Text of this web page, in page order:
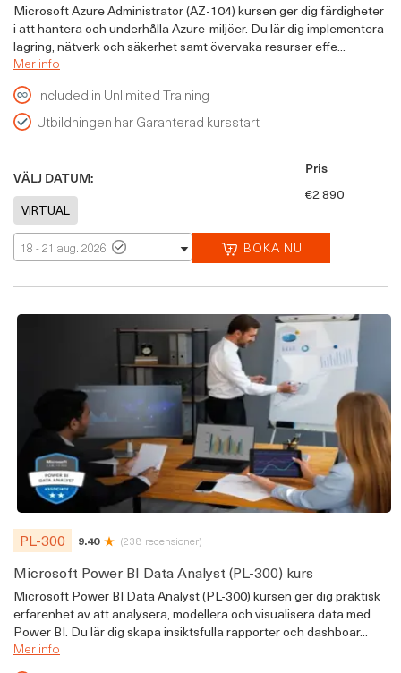
Microsoft Azure Administrator (AZ-104) kursen ger dig färdigheter
i att hantera och underhålla Azure-miljöer. Du lär dig implementera
lagring, nätverk och säkerhet samt övervaka resurser effe...
Mer info
Included in Unlimited Training
Utbildningen har Garanterad kursstart
VÄLJ DATUM:
18 - 21 aug. 2026 BOKA NU
Pris
€2 890
PL-300 9.40 (238 recensioner)
Microsoft Power BI Data Analyst (PL-300) kurs
Microsoft Power BI Data Analyst (PL-300) kursen ger dig praktisk
erfarenhet av att analysera, modellera och visualisera data med
Power BI. Du lär dig skapa insiktsfulla rapporter och dashboar...
Mer info